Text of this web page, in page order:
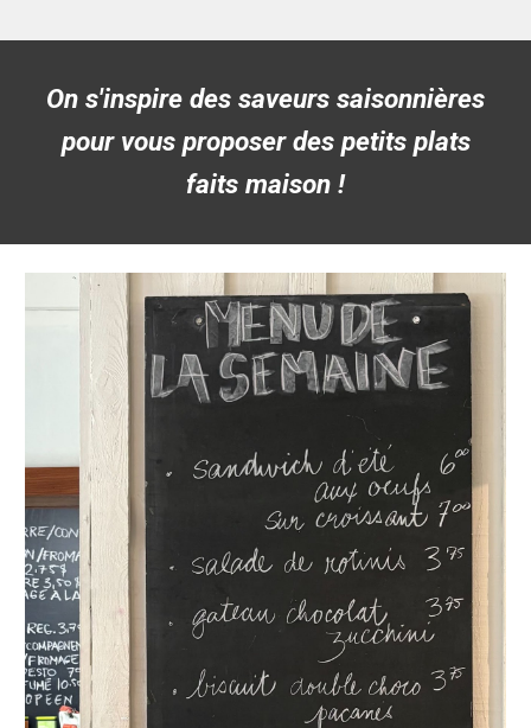
On s'inspire des saveurs saisonnières
pour vous proposer des petits plats
faits maison !